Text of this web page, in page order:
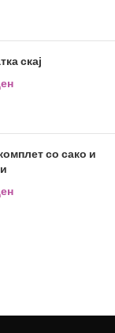
скај
со сако и